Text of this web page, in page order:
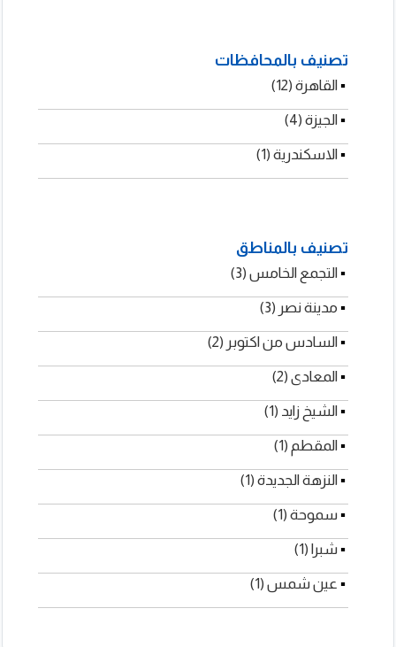
المصرى للمحاماه
تصنيف بالمحافظات
▪
القاهرة (12)
▪
▪
تصنيف بالمناطق
▪
التجمع الخامس (3)
▪
مدينة نصر (3)
▪
السادس من اكتوبر (2)
▪
المعادى (2)
▪
الشيخ زايد (1)
▪
المقطم (1)
▪
النزهة الجديدة (1)
▪
سموحة (1)
▪
▪